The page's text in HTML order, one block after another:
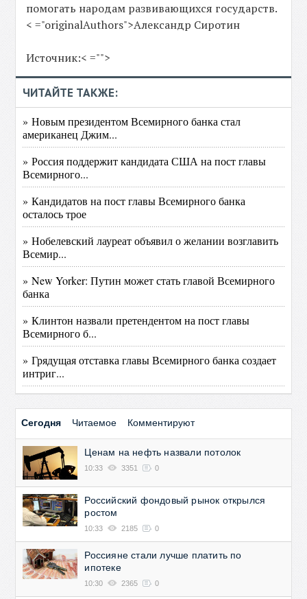
помогать народам развивающихся государств.
< ="originalAuthors">Александр Сиротин
Источник:< ="">
ЧИТАЙТЕ ТАКЖЕ:
» Новым президентом Всемирного банка стал
американец Джим...
» Россия поддержит кандидата США на пост главы
Всемирного...
» Кандидатов на пост главы Всемирного банка
осталось трое
» Нобелевский лауреат объявил о желании возглавить
Всемир...
» New Yorker: Путин может стать главой Всемирного
банка
» Клинтон назвали претендентом на пост главы
Всемирного б...
» Грядущая отставка главы Всемирного банка создает
интриг...
Сегодня Читаемое Комментируют
Ценам на нефть назвали потолок
10:33 3351 0
Российский фондовый рынок открылся
ростом
10:33 2185 0
Россияне стали лучше платить по
ипотеке
10:30 2365 0